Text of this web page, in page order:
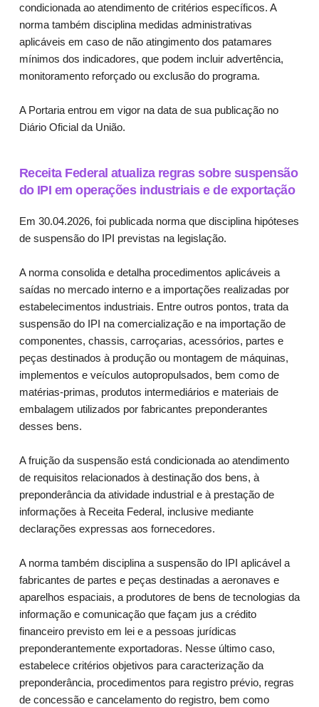
condicionada ao atendimento de critérios específicos. A
norma também disciplina medidas administrativas
aplicáveis em caso de não atingimento dos patamares
mínimos dos indicadores, que podem incluir advertência,
monitoramento reforçado ou exclusão do programa.
A Portaria entrou em vigor na data de sua publicação no
Diário Oficial da União.
Receita Federal atualiza regras sobre suspensão
do IPI em operações industriais e de exportação
Em 30.04.2026, foi publicada norma que disciplina hipóteses
de suspensão do IPI previstas na legislação.
A norma consolida e detalha procedimentos aplicáveis a
saídas no mercado interno e a importações realizadas por
estabelecimentos industriais. Entre outros pontos, trata da
suspensão do IPI na comercialização e na importação de
componentes, chassis, carroçarias, acessórios, partes e
peças destinados à produção ou montagem de máquinas,
implementos e veículos autopropulsados, bem como de
matérias-primas, produtos intermediários e materiais de
embalagem utilizados por fabricantes preponderantes
desses bens.
A fruição da suspensão está condicionada ao atendimento
de requisitos relacionados à destinação dos bens, à
preponderância da atividade industrial e à prestação de
informações à Receita Federal, inclusive mediante
declarações expressas aos fornecedores.
A norma também disciplina a suspensão do IPI aplicável a
fabricantes de partes e peças destinadas a aeronaves e
aparelhos espaciais, a produtores de bens de tecnologias da
informação e comunicação que façam jus a crédito
financeiro previsto em lei e a pessoas jurídicas
preponderantemente exportadoras. Nesse último caso,
estabelece critérios objetivos para caracterização da
preponderância, procedimentos para registro prévio, regras
de concessão e cancelamento do registro, bem como